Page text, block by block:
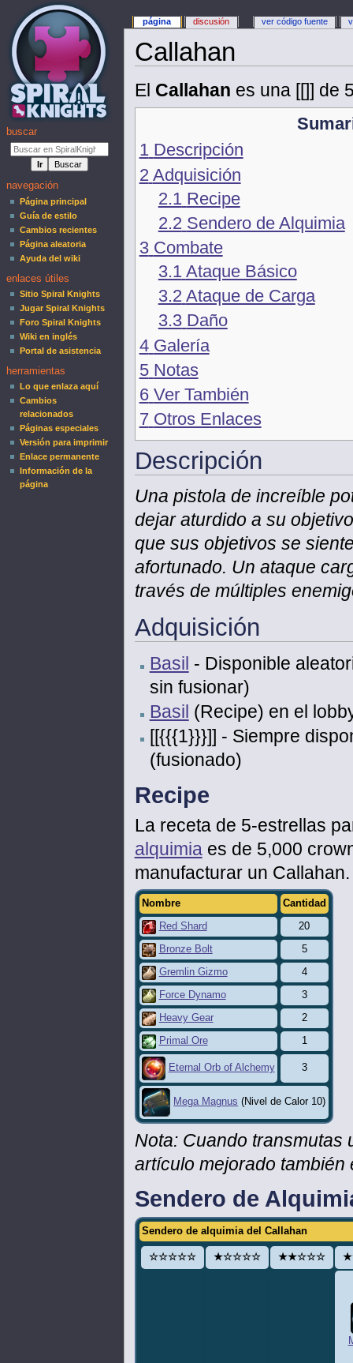
Callahan
El Callahan es una [[]] de
1 Descripción
2 Adquisición
2.1 Recipe
2.2 Sendero de Alquimia
3 Combate
3.1 Ataque Básico
3.2 Ataque de Carga
3.3 Daño
4 Galería
5 Notas
6 Ver También
7 Otros Enlaces
Descripción
Una pistola de increíble
dejar aturdido a su
que sus objetivos se
afortunado. Un ataque
través de múltiples
Adquisición
Basil - Disponible
sin fusionar)
Basil (Recipe) en el
[[{{{1}}}]] - Siempre
(fusionado)
Recipe
La receta de 5-estrellas
alquimiaes de 5,000
manufacturar un Callahan.
Nombre Cantidad
Red Shard 20
Bronze Bolt 5
Gremlin Gizmo 4
Force Dynamo 3
Heavy Gear 2
Primal Ore 1
Eternal Orb of Alchemy 3
Mega Magnus (Nivel de Calor 10)
Nota: Cuando
artículo mejorado también
Sendero de
Sendero de alquimia del Callahan
☆☆☆☆☆ ★☆☆☆☆ ★★☆☆☆
página discusión ver código fuente
buscar
navegación
Página principal
Guía de estilo
Cambios recientes
Página aleatoria
Ayuda del wiki
enlaces útiles
Sitio Spiral Knights
Jugar Spiral Knights
Foro Spiral Knights
Wiki en inglés
Portal de asistencia
herramientas
Lo que enlaza aquí
Cambios
relacionados
Páginas especiales
Versión para imprimir
Enlace permanente
Información de la
página